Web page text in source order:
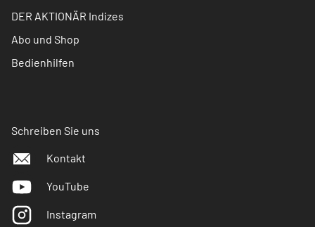
DER AKTIONÄR Indizes
Abo und Shop
Bedienhilfen
Schreiben Sie uns
Kontakt
YouTube
Instagram